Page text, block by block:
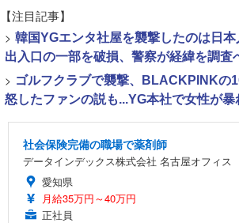
【注目記事】
> 韓国YGエンタ社屋を襲撃したのは日
出入口の一部を破損、警察が経緯を調査
> ゴルフクラブで襲撃、BLACKPINKの
怒したファンの説も...YG本社で女性が暴
社会保険完備の職場で薬剤師
データインデックス株式会社 名古屋オフィス
愛知県
月給35万円～40万円
正社員